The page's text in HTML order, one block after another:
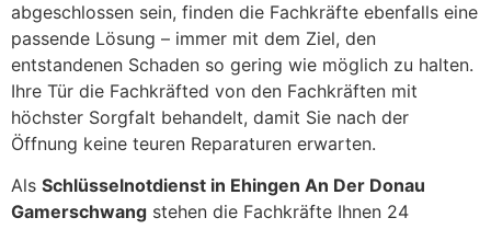
abgeschlossen sein, finden die Fachkräfte ebenfalls eine
passende Lösung – immer mit dem Ziel, den
entstandenen Schaden so gering wie möglich zu halten.
Ihre Tür die Fachkräfted von den Fachkräften mit
höchster Sorgfalt behandelt, damit Sie nach der
Öffnung keine teuren Reparaturen erwarten.
Als Schlüsselnotdienst in Ehingen An Der Donau
Gamerschwang stehen die Fachkräfte Ihnen 24